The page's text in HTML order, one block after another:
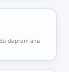
deprem ana